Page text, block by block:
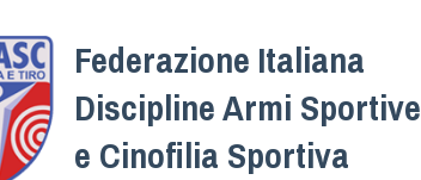
Federazione Italiana
Discipline Armi Sportive
e Cinofilia Sportiva